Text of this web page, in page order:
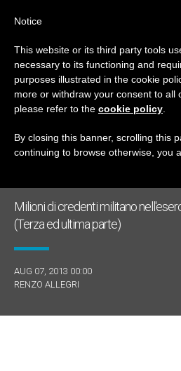
GIORNO
Agosto
ULTIME NOTIZIE
Milioni di credenti militano
(Terza ed ultima parte)
AUG 07, 2013 00:00
RENZO ALLEGRI
Notice
This website or its third party tools
necessary to its functioning and
purposes illustrated in the cookie
more or withdraw your consent to all
please refer to the cookie policy
By closing this banner, scrolling this
continuing to browse otherwise, you